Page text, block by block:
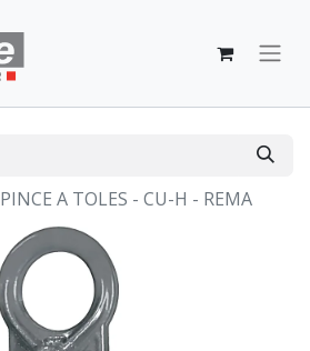
PINCE A TOLES - CU-H - REMA